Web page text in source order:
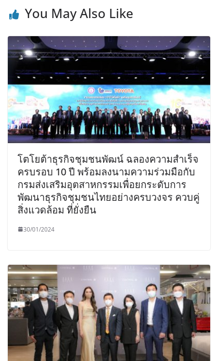
You May Also Like
โตโยต้าธุรกิจชุมชนพัฒน์ ฉลองความสำเร็จ
ครบรอบ 10 ปี พร้อมลงนามความร่วมมือกับ
กรมส่งเสริมอุตสาหกรรมเพื่อยกระดับการ
พัฒนาธุรกิจชุมชนไทยอย่างครบวงจร ควบคู่
สิ่งแวดล้อม ที่ยั่งยืน
30/01/2024